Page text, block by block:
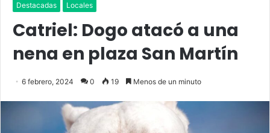
Destacadas Locales
Catriel: Dogo atacó a una
nena en plaza San Martín
6 febrero, 2024 0 19 Menos de un minuto